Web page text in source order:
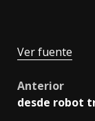
Ver fuente
Post
Anterior
desde robot